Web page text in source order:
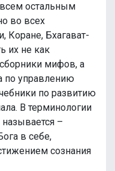
остальным
во всех
Коране, Бхагават-
их не как
мифов, а
по управлению
по развитию
В терминологии
–
в себе,
сознания